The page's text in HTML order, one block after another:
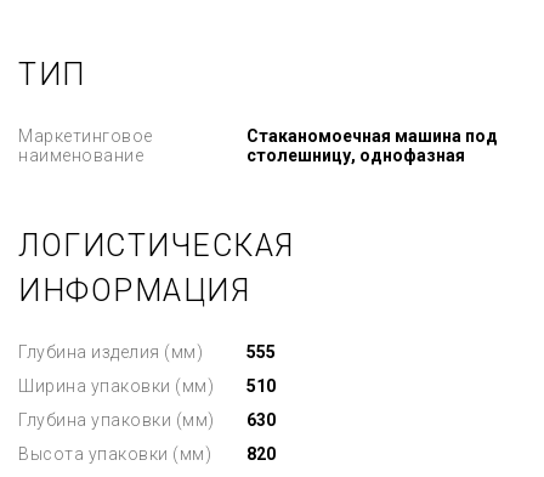
ТИП
Маркетинговое
наименование
Стаканомоечная машина под
столешницу, однофазная
ЛОГИСТИЧЕСКАЯ
ИНФОРМАЦИЯ
Глубина изделия (мм)
555
Ширина упаковки (мм)
510
Глубина упаковки (мм)
630
Высота упаковки (мм)
820